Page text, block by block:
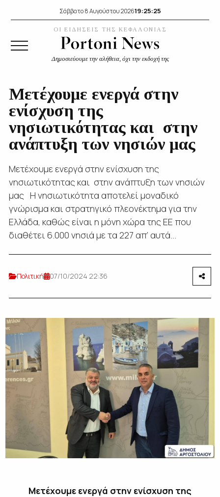
Σάββατο 8 Αυγούστου 202619:25:25
ΟΙ ΕΙΔΗΣΕΙΣ ΤΗΣ ΚΕΦΑΛΟΝΙΑΣ
Δημοσιεύουμε την αλήθεια, όχι την εκδοχή της
Μετέχουμε ενεργά στην
ενίσχυση της
νησιωτικότητας και στην
ανάπτυξη των νησιών μας
Μετέχουμε ενεργά στην ενίσχυση της
νησιωτικότητας και στην ανάπτυξη των νησιών
μας Η νησιωτικότητα αποτελεί μοναδικό
γνώρισμα και στρατηγικό πλεονέκτημα για την
Ελλάδα, καθώς είναι η μόνη χώρα της ΕΕ που
διαθέτει 6.000 νησιά με τα 227 απ’ αυτά...
Πολιτική 07/10/2024 22:36
Μετέχουμε ενεργά στην ενίσχυση της